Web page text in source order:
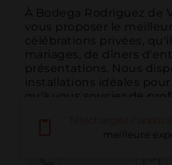
À Bodega Rodriguez de
vous proposer le
célébrations privées,
mariages, de dîners
présentations. Nous
installations idéales
qu'à vous soucier de
meilleure